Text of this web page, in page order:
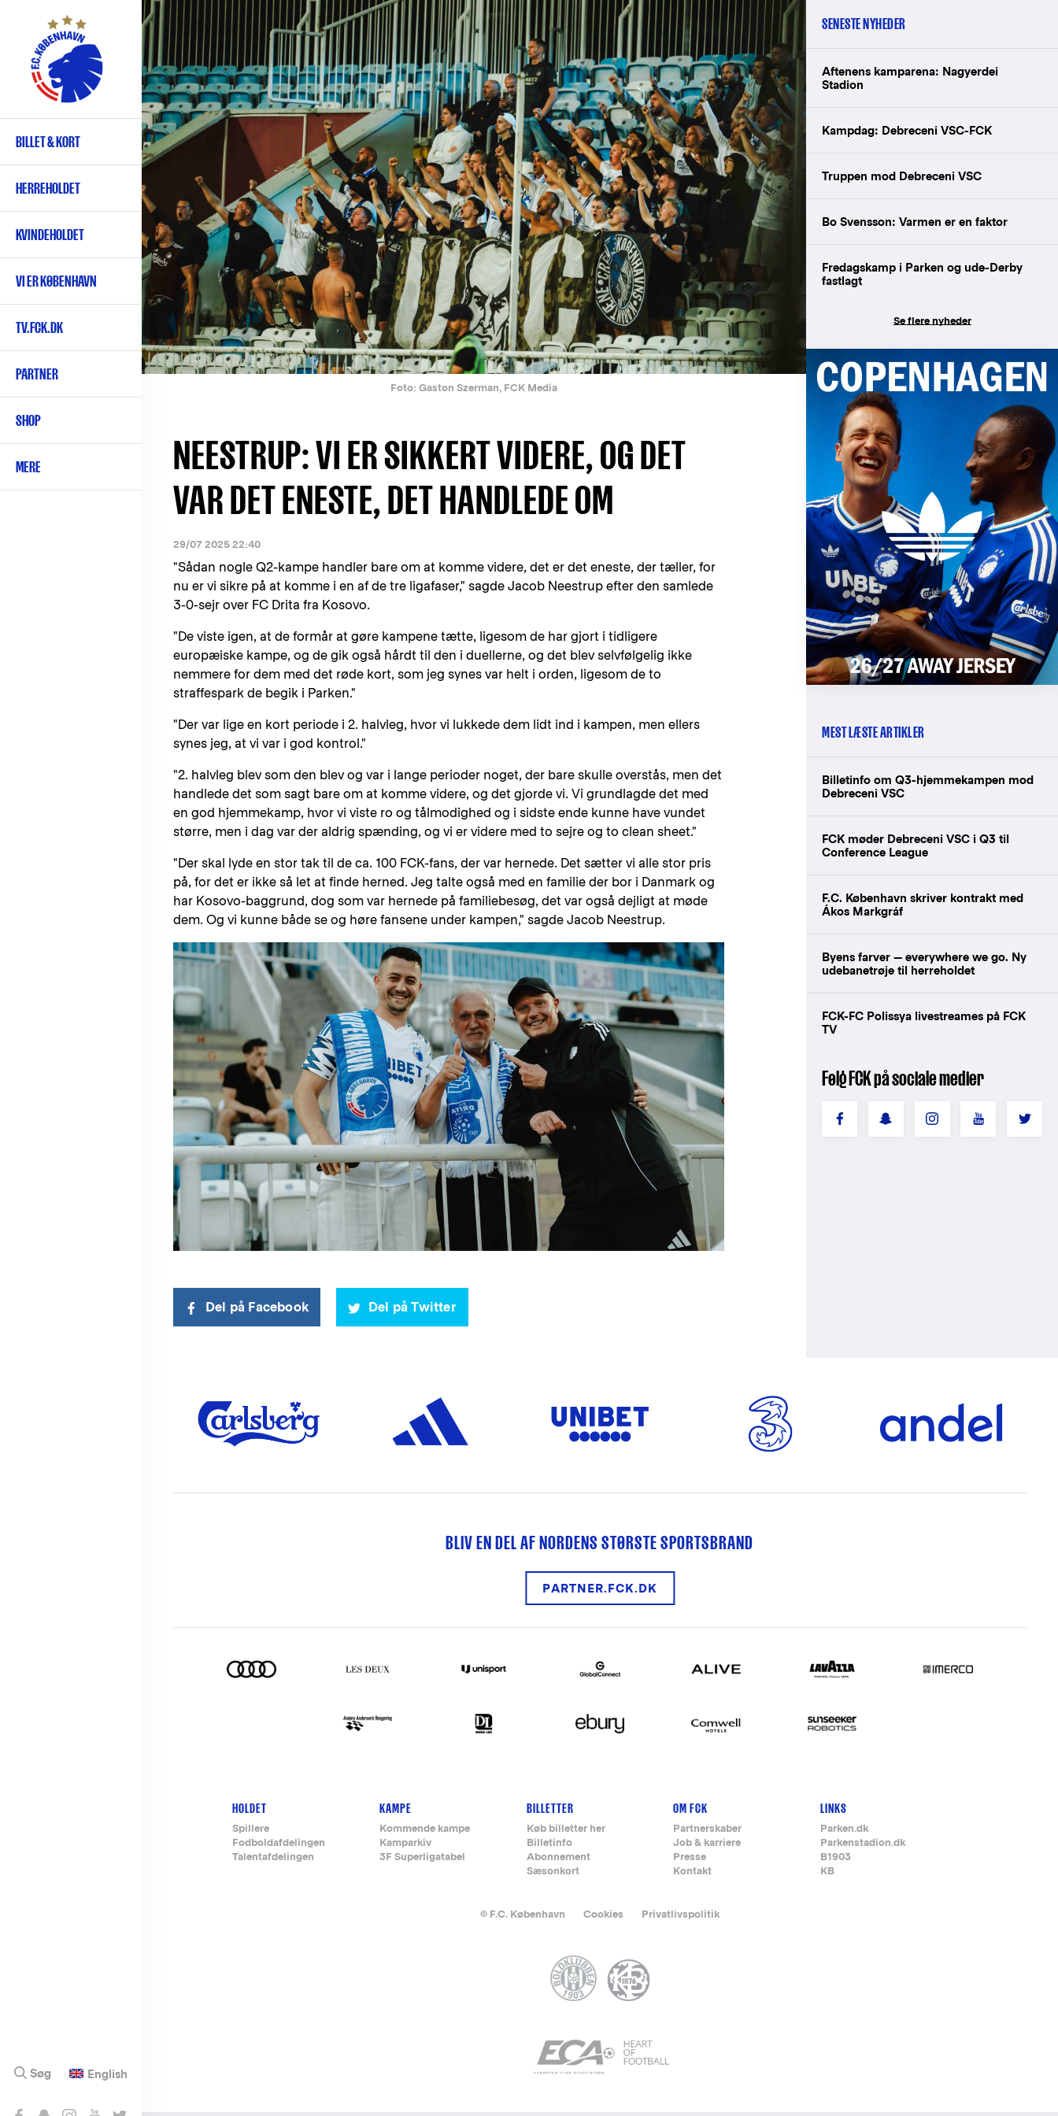
hovedindhold
Primær
navigation
BILLET & KORT
HERREHOLDET
KVINDEHOLDET
VI ER KØBENHAVN
TV.FCK.DK
PARTNER
SHOP
MERE
English
Søg
Foto: Gaston Szerman, FCK Media
NEESTRUP: VI ER SIKKERT VIDERE, OG DET
VAR DET ENESTE, DET HANDLEDE OM
29/07 2025 22:40
"Sådan nogle Q2-kampe handler bare om at komme videre, det er det eneste, der tæller, for
nu er vi sikre på at komme i en af de tre ligafaser," sagde Jacob Neestrup efter den samlede
3-0-sejr over FC Drita fra Kosovo.
"De viste igen, at de formår at gøre kampene tætte, ligesom de har gjort i tidligere
europæiske kampe, og de gik også hårdt til den i duellerne, og det blev selvfølgelig ikke
nemmere for dem med det røde kort, som jeg synes var helt i orden, ligesom de to
straffespark de begik i Parken."
"Der var lige en kort periode i 2. halvleg, hvor vi lukkede dem lidt ind i kampen, men ellers
synes jeg, at vi var i god kontrol."
"2. halvleg blev som den blev og var i lange perioder noget, der bare skulle overstås, men det
handlede det som sagt bare om at komme videre, og det gjorde vi. Vi grundlagde det med
en god hjemmekamp, hvor vi viste ro og tålmodighed og i sidste ende kunne have vundet
større, men i dag var der aldrig spænding, og vi er videre med to sejre og to clean sheet."
"Der skal lyde en stor tak til de ca. 100 FCK-fans, der var hernede. Det sætter vi alle stor pris
på, for det er ikke så let at finde herned. Jeg talte også med en familie der bor i Danmark og
har Kosovo-baggrund, dog som var hernede på familiebesøg, det var også dejligt at møde
dem. Og vi kunne både se og høre fansene under kampen," sagde Jacob Neestrup.
Del på Facebook Del på Twitter
SENESTE NYHEDER
Aftenens kamparena: Nagyerdei
Stadion
Kampdag: Debreceni VSC-FCK
Truppen mod Debreceni VSC
Bo Svensson: Varmen er en faktor
Fredagskamp i Parken og ude-Derby
fastlagt
Se flere nyheder
MEST LÆSTE ARTIKLER
Billetinfo om Q3-hjemmekampen mod
Debreceni VSC
FCK møder Debreceni VSC i Q3 til
Conference League
F.C. København skriver kontrakt med
Ákos Markgráf
Byens farver — everywhere we go. Ny
udebanetrøje til herreholdet
FCK-FC Polissya livestreames på FCK
TV
Følg FCK på sociale medier
BLIV EN DEL AF NORDENS STØRSTE SPORTSBRAND
PARTNER.FCK.DK
Footer-
menu
HOLDET
Spillere
Fodboldafdelingen
Talentafdelingen
KAMPE
Kommende kampe
Kamparkiv
3F Superligatabel
BILLETTER
Køb billetter her
Billetinfo
Abonnement
Sæsonkort
OM FCK
Partnerskaber
Job & karriere
Presse
Kontakt
LINKS
Parken.dk
Parkenstadion.dk
B1903
KB
© F.C. København Cookies Privatlivspolitik